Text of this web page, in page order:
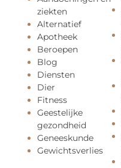
ziekten
Alternatief
Apotheek
Beroepen
Blog
Diensten
Dier
Fitness
Geestelijke
gezondheid
Geneeskunde
Gewichtsverlies